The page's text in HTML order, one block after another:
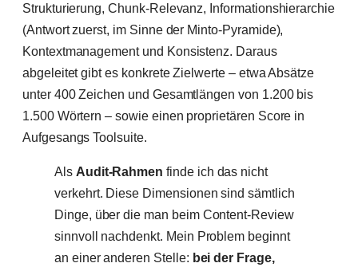
Strukturierung, Chunk-Relevanz, Informationshierarchie
(Antwort zuerst, im Sinne der Minto-Pyramide),
Kontextmanagement und Konsistenz. Daraus
abgeleitet gibt es konkrete Zielwerte – etwa Absätze
unter 400 Zeichen und Gesamtlängen von 1.200 bis
1.500 Wörtern – sowie einen proprietären Score in
Aufgesangs Toolsuite.
Als Audit-Rahmen finde ich das nicht
verkehrt. Diese Dimensionen sind sämtlich
Dinge, über die man beim Content-Review
sinnvoll nachdenkt. Mein Problem beginnt
an einer anderen Stelle: bei der Frage,